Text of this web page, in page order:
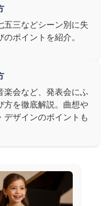
動きやすさ"です。ピ
リンなら弓を動かす
がないこと——演奏の
ンタル衣装は、元ピ
使用を前提に厳選し
五三などシーン別に失
ポイントを紹介。
楽会など、発表会にふ
方を徹底解説。曲想や
デザインのポイントも